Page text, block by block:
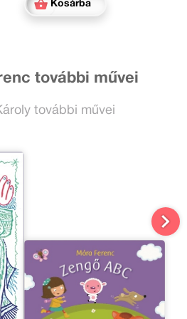
Kosárba
további művei
további művei